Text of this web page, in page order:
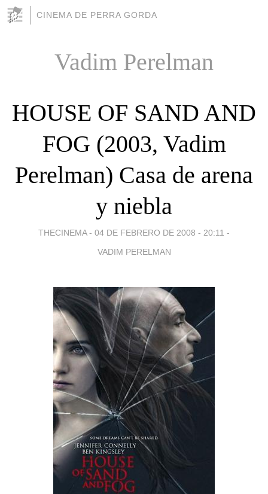
CINEMA DE PERRA GORDA
Vadim Perelman
HOUSE OF SAND AND
FOG (2003, Vadim
Perelman) Casa de arena
y niebla
THECINEMA - 04 DE FEBRERO DE 2008 - 20:11 -
VADIM PERELMAN